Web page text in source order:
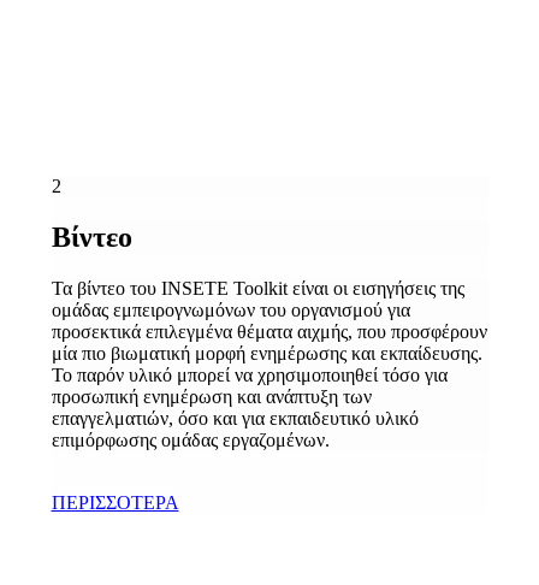
2
Βίντεο
Τα βίντεο του INSETE Toolkit είναι οι εισηγήσεις της
ομάδας εμπειρογνωμόνων του οργανισμού για
προσεκτικά επιλεγμένα θέματα αιχμής, που προσφέρουν
μία πιο βιωματική μορφή ενημέρωσης και εκπαίδευσης.
Το παρόν υλικό μπορεί να χρησιμοποιηθεί τόσο για
προσωπική ενημέρωση και ανάπτυξη των
επαγγελματιών, όσο και για εκπαιδευτικό υλικό
επιμόρφωσης ομάδας εργαζομένων.
ΠΕΡΙΣΣΟΤΕΡΑ